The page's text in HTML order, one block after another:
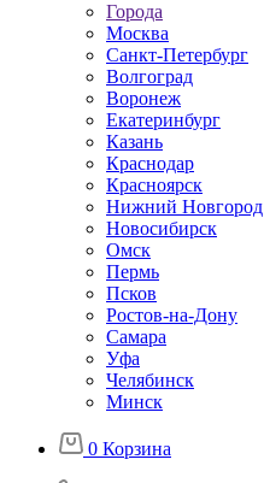
Города
Москва
Санкт-Петербург
Волгоград
Воронеж
Екатеринбург
Казань
Краснодар
Красноярск
Нижний Новгород
Новосибирск
Омск
Пермь
Псков
Ростов-на-Дону
Самара
Уфа
Челябинск
Минск
0 Корзина